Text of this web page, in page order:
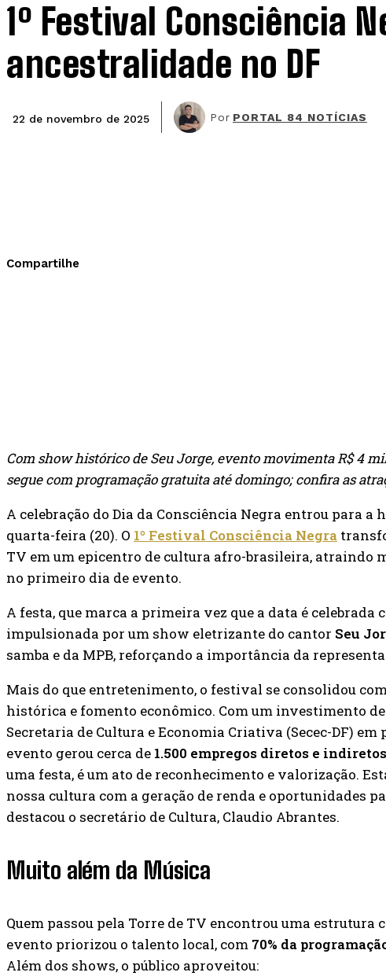
1º Festival Consciência
ancestralidade no DF
22 de novembro de 2025 Por PORTAL 84 NOTÍCIAS
Compartilhe
Com show histórico de Seu Jorge, evento movimenta R$ 4
segue com programação gratuita até domingo; confira as
A celebração do Dia da Consciência Negra entrou para
quarta-feira (20). O 1º Festival Consciência Negra
TV em um epicentro de cultura afro-brasileira, atraindo
no primeiro dia de evento.
A festa, que marca a primeira vez que a data é
impulsionada por um show eletrizante do cantor Seu
samba e da MPB, reforçando a importância da
Mais do que entretenimento, o festival se consolidou
histórica e fomento econômico. Com um investimento de
Secretaria de Cultura e Economia Criativa (Secec-DF) em
evento gerou cerca de 1.500 empregos diretos e indiretos
uma festa, é um ato de reconhecimento e valorização.
nossa cultura com a geração de renda e oportunidades
destacou o secretário de Cultura, Claudio Abrantes.
Muito além da Música
Quem passou pela Torre de TV encontrou uma estrutura
evento priorizou o talento local, com 70% da
Além dos shows, o público aproveitou: